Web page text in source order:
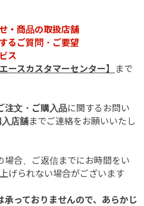
・商品の取扱店舗
るご質問・ご要望
ス
エースカスタマーセンター】
まで
注文・ご購入品に関するお問い
店舗までご連絡をお願いいたし
合、ご返信までにお時間をい
げられない場合がございます
っておりませんので、あらかじ